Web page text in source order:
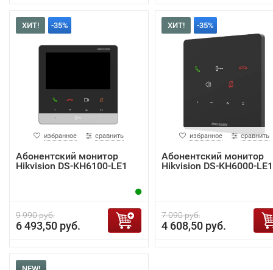
ХИТ! -35%
избранное сравнить
Абонентский монитор
Hikvision DS-KH6100-LE1
9 990 руб.
6 493,50 руб.
ХИТ! -35%
избранное сравнить
Абонентский монитор
Hikvision DS-KH6000-LE1
7 090 руб.
4 608,50 руб.